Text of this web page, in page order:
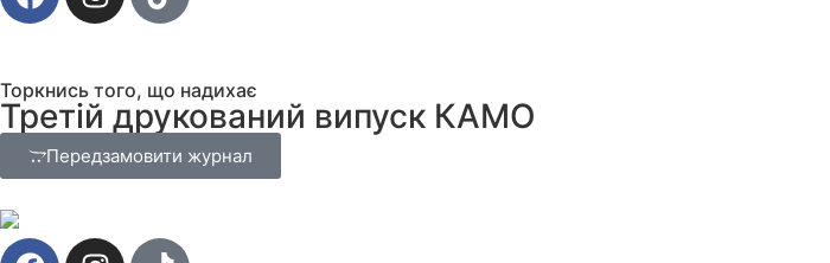
Торкнись того, що надихає
Третій друкований випуск КАМО
Передзамовити журнал